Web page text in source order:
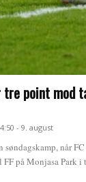
tre point mod
- 9. august
søndagskamp, når
FF på Monjasa Park i